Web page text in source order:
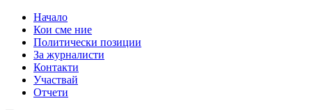
Начало
Кои сме ние
Политически позиции
За журналисти
Контакти
Участвай
Отчети